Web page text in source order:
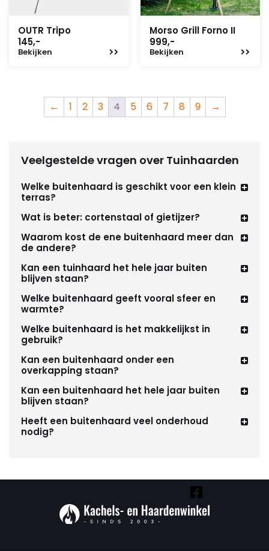
OUTR Tripo
145,-
Bekijken
Morso Grill Forno II
999,-
Bekijken
← 1 2 3 4 5 6 7 8 9 →
Veelgestelde vragen over Tuinhaarden
Welke buitenhaard is geschikt voor een klein
terras?
Wat is beter: cortenstaal of gietijzer?
Waarom kost de ene buitenhaard meer dan
de andere?
Kan een tuinhaard het hele jaar buiten
blijven staan?
Welke buitenhaard geeft vooral sfeer en
warmte?
Welke buitenhaard is het makkelijkst in
gebruik?
Kan een buitenhaard onder een
overkapping staan?
Kan een buitenhaard het hele jaar buiten
blijven staan?
Heeft een buitenhaard veel onderhoud
nodig?